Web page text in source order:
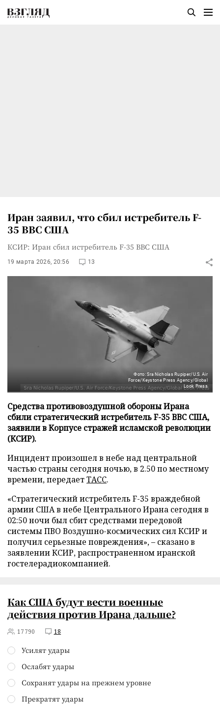
Иран заявил, что сбил истребитель F-
35 ВВС США
КСИР: Иран сбил истребитель F-35 ВВС США
19 марта 2026, 20:56 13
Фото: Sra Nicholas Rupiper/U.S. Air
Force/Keystone Press Agency/Global
Look Press
Средства противовоздушной обороны Ирана
сбили стратегический истребитель F-35 ВВС США,
заявили в Корпусе стражей исламской революции
(КСИР).
Инцидент произошел в небе над центральной
частью страны сегодня ночью, в 2.50 по местному
времени, передаетТАСС.
«Стратегический истребитель F-35 враждебной
армии США в небе Центрального Ирана сегодня в
02:50 ночи был сбит средствами передовой
системы ПВО Воздушно-космических сил КСИР и
получил серьезные повреждения», – сказано в
заявлении КСИР, распространенном иранской
гостелерадиокомпанией.
Как США будут вести военные
действия против Ирана дальше?
17790 18
Усилят удары
Ослабят удары
Сохранят удары на прежнем уровне
Прекратят удары